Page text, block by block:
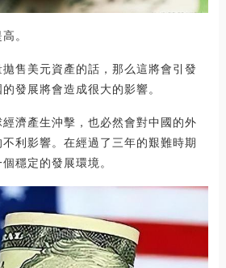
。
售美元資產的話，那么這將會引發
發展將會造成很大的影響。
濟產生沖擊，也必然會對中國的外
利影響。在經過了三年的艱難時期
穩定的發展環境。